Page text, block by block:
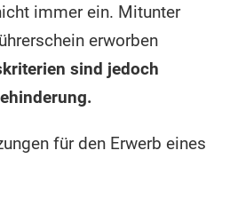
immer ein. Mitunter
erworben
sind jedoch
für den Erwerb eines